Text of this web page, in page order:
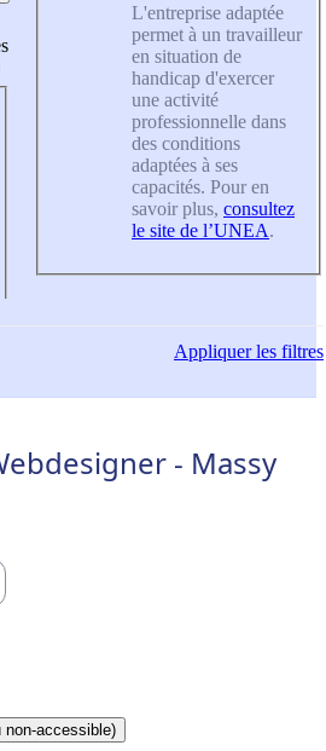
L'entreprise adaptée
permet à un travailleur
en situation de
handicap d'exercer
une activité
professionnelle dans
des conditions
adaptées à ses
capacités. Pour en
savoir plus, consultez
le site de l’UNEA.
Appliquerles filtres
- Massy
non-accessible)